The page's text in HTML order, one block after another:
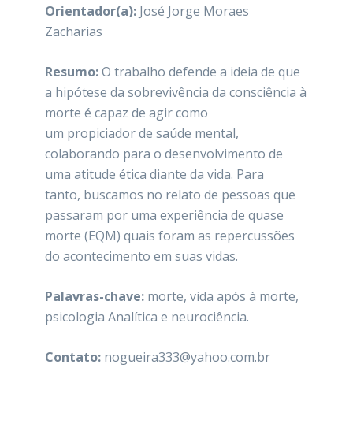
Orientador(a): José Jorge Moraes
Zacharias
Resumo:O trabalho defende a ideia de que
a hipótese da sobrevivência da consciência à
morte é capaz de agir como
um propiciador de saúde mental,
colaborando para o desenvolvimento de
uma atitude ética diante da vida. Para
tanto, buscamos no relato de pessoas que
passaram por uma experiência de quase
morte (EQM) quais foram as repercussões
do acontecimento em suas vidas.
Palavras-chave: morte, vida após à morte,
psicologia Analítica e neurociência.
Contato: nogueira333@yahoo.com.br